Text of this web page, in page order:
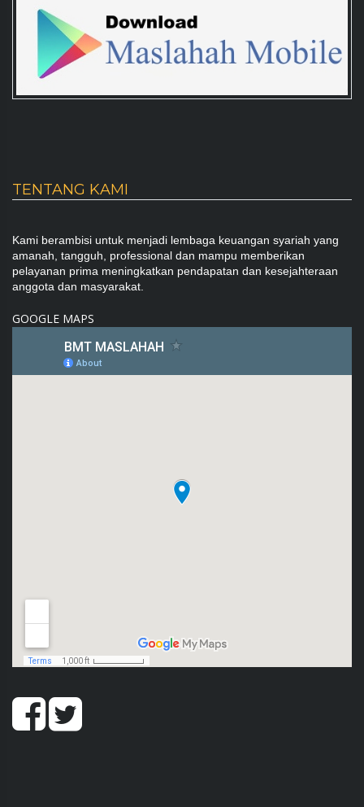
TENTANG KAMI
Kami berambisi untuk menjadi lembaga keuangan syariah yang
amanah, tangguh, professional dan mampu memberikan
pelayanan prima meningkatkan pendapatan dan kesejahteraan
anggota dan masyarakat.
GOOGLE MAPS